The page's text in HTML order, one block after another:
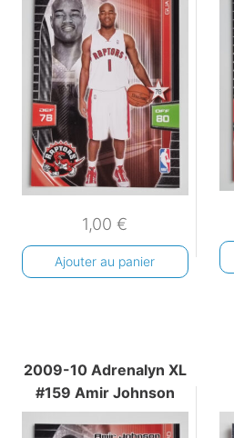
1,00€
Ajouter au panier
2009-10 Adrenalyn XL
#159 Amir Johnson